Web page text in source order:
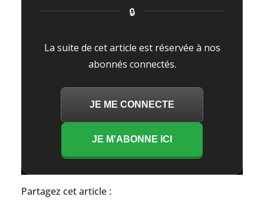
🔒
La suite de cet article est réservée à nos
abonnés connectés.
JE ME CONNECTE
JE M'ABONNE ICI
Partagez cet article :